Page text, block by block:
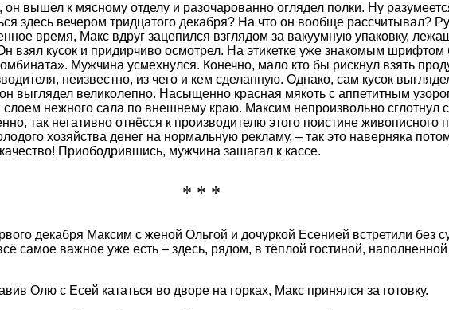
он вышел к мясному отделу и разочарованно оглядел полки. Ну
здесь вечером тридцатого декабря? На что он вообще рассчитывал?
время, Макс вдруг зацепился взглядом за вакуумную упаковку,
взял кусок и придирчиво осмотрел. На этикетке уже знакомым
Мужчина усмехнулся. Конечно, мало кто бы рискнул взять
неизвестно, из чего и кем сделанную. Однако, сам кусок
выглядел великолепно. Насыщенно красная мякоть с аппетитным
слоем нежного сала по внешнему краю. Максим непроизвольно сглотнул
так негативно отнёсся к производителю этого поистине живописного
хозяйства денег на нормальную рекламу, – так это наверняка
Приободрившись, мужчина зашагал к кассе.
* * *
декабря Максим с женой Ольгой и дочуркой Есенией встретили без
самое важное уже есть – здесь, рядом, в тёплой гостиной,
Олю с Есей кататься во дворе на горках, Макс принялся за готовку.